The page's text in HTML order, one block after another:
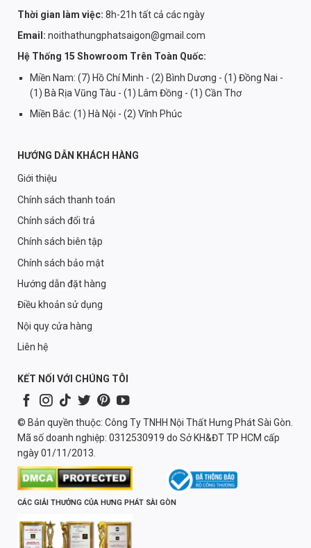
Thời gian làm việc: 8h-21h tất cả các ngày
Email: noithathungphatsaigon@gmail.com
Hệ Thống 15 Showroom Trên Toàn Quốc:
Miền Nam: (7) Hồ Chí Minh - (2) Bình Dương - (1) Đồng Nai -
(1) Bà Rịa Vũng Tàu - (1) Lâm Đồng - (1) Cần Thơ
Miền Bắc: (1) Hà Nội - (2) Vĩnh Phúc
HƯỚNG DẪN KHÁCH HÀNG
Giới thiệu
Chính sách thanh toán
Chính sách đổi trả
Chính sách biên tập
Chính sách bảo mật
Hướng dẫn đặt hàng
Điều khoản sử dụng
Nội quy cửa hàng
Liên hệ
KẾT NỐI VỚI CHÚNG TÔI
© Bản quyền thuộc: Công Ty TNHH Nội Thất Hưng Phát Sài Gòn.
Mã số doanh nghiệp: 0312530919 do Sở KH&ĐT TP HCM cấp
ngày 01/11/2013.
CÁC GIẢI THƯỞNG CỦA HƯNG PHÁT SÀI GÒN